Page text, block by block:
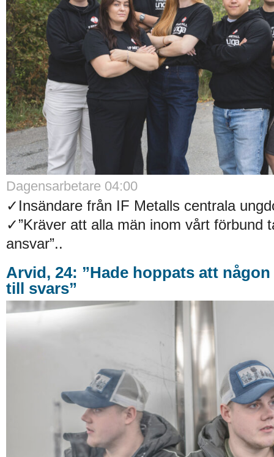
Dagensarbetare 04:00
✓Insändare från IF Metalls centrala
✓”Kräver att alla män inom vårt förbund
ansvar”..
Arvid, 24: ”Hade hoppats att
till svars”